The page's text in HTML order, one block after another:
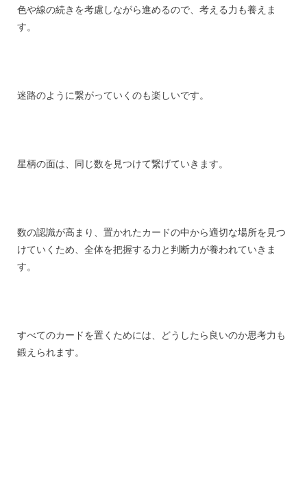
色や線の続きを考慮しながら進めるので、考える力も養えま
す。
迷路のように繋がっていくのも楽しいです。
星柄の面は、同じ数を見つけて繋げていきます。
数の認識が高まり、置かれたカードの中から適切な場所を見つ
けていくため、全体を把握する力と判断力が養われていきま
す。
すべてのカードを置くためには、どうしたら良いのか思考力も
鍛えられます。